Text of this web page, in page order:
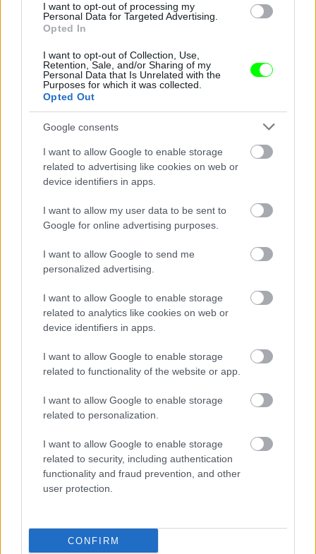
I want to opt-out of processing my
Personal Data for Targeted Advertising.
Opted In
I want to opt-out of Collection, Use,
Retention, Sale, and/or Sharing of my
Personal Data that Is Unrelated with the
Purposes for which it was collected.
Opted Out
Google consents
I want to allow Google to enable storage
related to advertising like cookies on web or
device identifiers in apps.
I want to allow my user data to be sent to
Google for online advertising purposes.
I want to allow Google to send me
personalized advertising.
I want to allow Google to enable storage
related to analytics like cookies on web or
device identifiers in apps.
I want to allow Google to enable storage
related to functionality of the website or app.
I want to allow Google to enable storage
related to personalization.
I want to allow Google to enable storage
related to security, including authentication
functionality and fraud prevention, and other
user protection.
CONFIRM
Jön még kép!
Viszont a kilátás?